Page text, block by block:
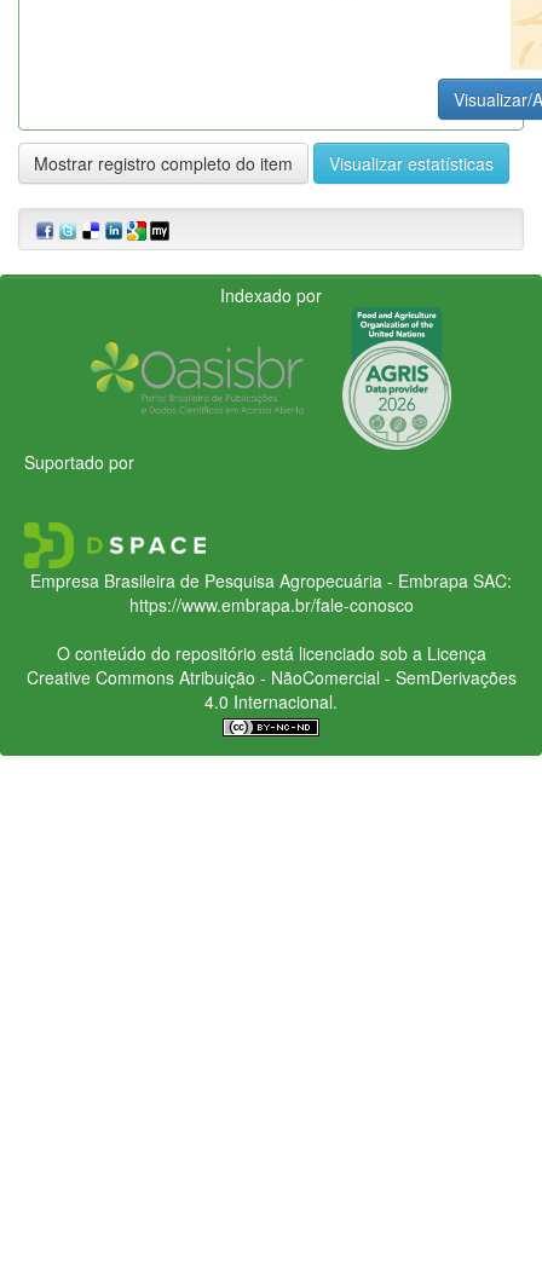
Visualizar/
Mostrar registro completo do item Visualizar estatísticas
Indexado por
Suportado por
Empresa Brasileira de Pesquisa Agropecuária - Embrapa SAC:
https://www.embrapa.br/fale-conosco
O conteúdo do repositório está licenciado sob a Licença
Creative CommonsAtribuição - NãoComercial - SemDerivações
4.0 Internacional.